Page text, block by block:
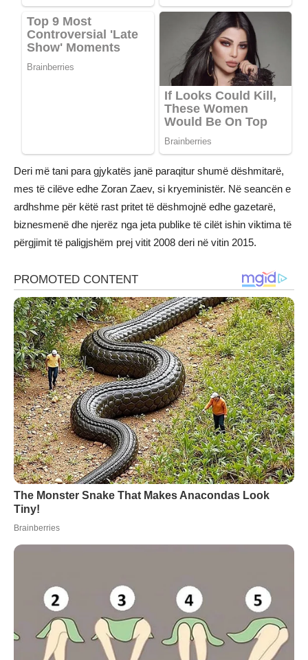
Deri më tani para gjykatës janë paraqitur shumë dëshmitarë,
mes të cilëve edhe Zoran Zaev, si kryeministër. Në seancën e
ardhshme për këtë rast pritet të dëshmojnë edhe gazetarë,
biznesmenë dhe njerëz nga jeta publike të cilët ishin viktima të
përgjimit të paligjshëm prej vitit 2008 deri në vitin 2015.